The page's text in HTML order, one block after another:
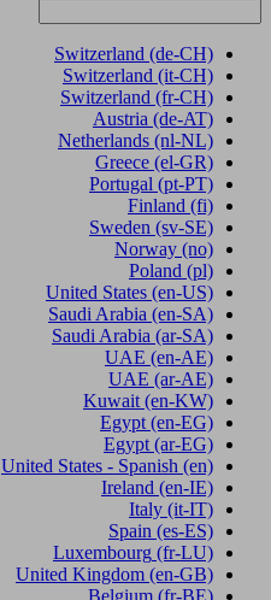
Switzerland (de-CH)
Switzerland (it-CH)
Switzerland (fr-CH)
Austria (de-AT)
Netherlands (nl-NL)
Greece (el-GR)
Portugal (pt-PT)
Finland (fi)
Sweden (sv-SE)
Norway (no)
Poland (pl)
United States (en-US)
Saudi Arabia (en-SA)
Saudi Arabia (ar-SA)
UAE (en-AE)
UAE (ar-AE)
Kuwait (en-KW)
Egypt (en-EG)
Egypt (ar-EG)
United States - Spanish (en)
Ireland (en-IE)
Italy (it-IT)
Spain (es-ES)
Luxembourg (fr-LU)
United Kingdom (en-GB)